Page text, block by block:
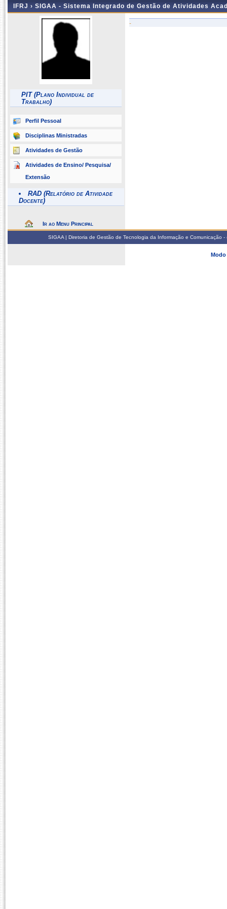
IFRJ › SIGAA - Sistema Integrado de Gestão de Atividades
PIT (Plano Individual de
Trabalho)
Perfil Pessoal
Disciplinas Ministradas
Atividades de Gestão
Atividades de Ensino/ Pesquisa/
Extensão
RAD (Relatório de Atividade
Docente)
Ir ao Menu Principal
-
SIGAA | Diretoria de Gestão de Tecnologia da Informação e
Modo